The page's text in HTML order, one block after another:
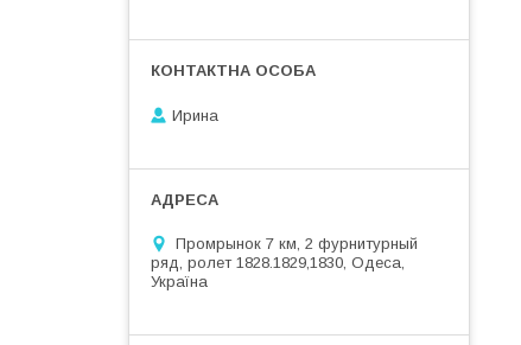
Ирина
Промрынок 7 км, 2 фурнитурный
ряд, ролет 1828.1829,1830, Одеса,
Україна